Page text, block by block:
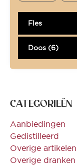
CATEGORIEËN
Aanbiedingen
Gedistilleerd
Overige artikelen
Overige dranken
Fles
Doos (6)